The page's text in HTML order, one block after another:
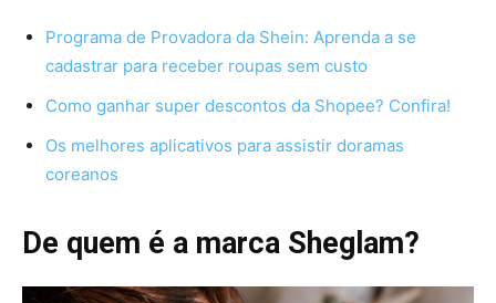
Programa de Provadora da Shein: Aprenda a se
cadastrar para receber roupas sem custo
Como ganhar super descontos da Shopee? Confira!
Os melhores aplicativos para assistir doramas
coreanos
De quem é a marca Sheglam?